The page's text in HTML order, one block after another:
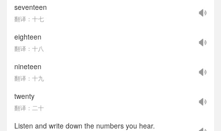
seventeen
翻译：十七
eighteen
翻译：十八
nineteen
翻译：十九
twenty
翻译：二十
Listen and write down the numbers you hear.